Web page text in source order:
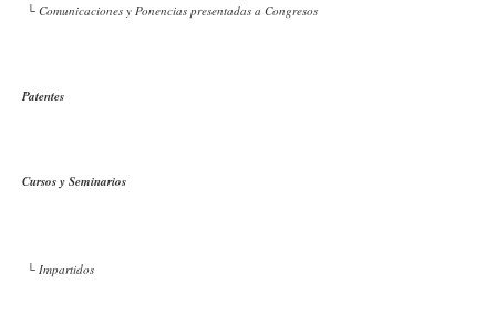
└ Comunicaciones y Ponencias presentadas a Congresos
Patentes
Cursos y Seminarios
└ Impartidos